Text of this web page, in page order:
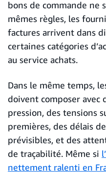
bons de commande ne
mêmes règles, les
factures arrivent dans
certaines catégories
au service achats.
Dans le même temps,
doivent composer avec
pression, des tensions
premières, des délais
prévisibles, et des
de traçabilité. Même si
nettement ralenti en